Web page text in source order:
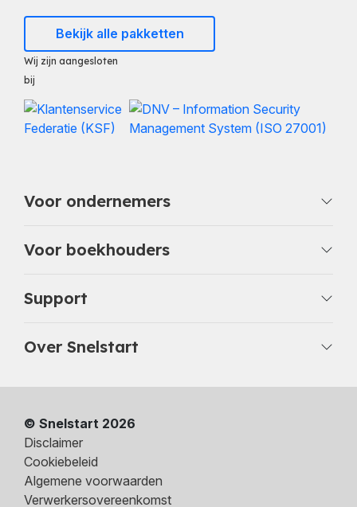
Bekijk alle pakketten
Wij zijn aangesloten
bij
Voor ondernemers
Voor boekhouders
Support
Over Snelstart
© Snelstart 2026
Disclaimer
Cookiebeleid
Algemene voorwaarden
Verwerkersovereenkomst